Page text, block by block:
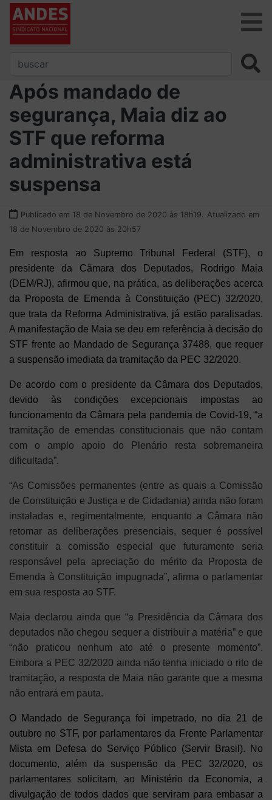
Após mandado de
segurança, Maia diz ao
STF que reforma
administrativa está
suspensa
Publicado em 18 de Novembro de 2020 às 18h19.
Atualizado em
18 de Novembro de 2020 às 20h57
Em resposta ao Supremo Tribunal Federal (STF), o
presidente da Câmara dos Deputados, Rodrigo Maia
(DEM/RJ), afirmou que, na prática, as deliberações acerca
da Proposta de Emenda à Constituição (PEC) 32/2020,
que trata da Reforma Administrativa, já estão paralisadas.
A manifestação de Maia se deu em referência à decisão do
STF frente ao Mandado de Segurança 37488, que requer
a suspensão imediata da tramitação da PEC 32/2020.
De acordo com o presidente da Câmara dos Deputados,
devido às condições excepcionais impostas ao
funcionamento da Câmara pela pandemia de Covid-19, “a
tramitação de emendas constitucionais que não contam
com o amplo apoio do Plenário resta sobremaneira
dificultada”.
“As Comissões permanentes (entre as quais a Comissão
de Constituição e Justiça e de Cidadania) ainda não foram
instaladas e, regimentalmente, enquanto a Câmara não
retomar as deliberações presenciais, sequer é possível
constituir a comissão especial que futuramente seria
responsável pela apreciação do mérito da Proposta de
Emenda à Constituição impugnada”, afirma o parlamentar
em sua resposta ao STF.
Maia declarou ainda que “a Presidência da Câmara dos
deputados não chegou sequer a distribuir a matéria” e que
“não praticou nenhum ato até o presente momento”.
Embora a PEC 32/2020 ainda não tenha iniciado o rito de
tramitação, a resposta de Maia não garante que a mesma
não entrará em pauta.
O Mandado de Segurança foi impetrado, no dia 21 de
outubro no STF, por parlamentares da Frente Parlamentar
Mista em Defesa do Serviço Público (Servir Brasil). No
documento, além da suspensão da PEC 32/2020, os
parlamentares solicitam, ao Ministério da Economia, a
divulgação de todos dados que serviram para embasar a